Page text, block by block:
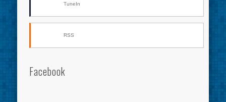
TuneIn
RSS
Facebook